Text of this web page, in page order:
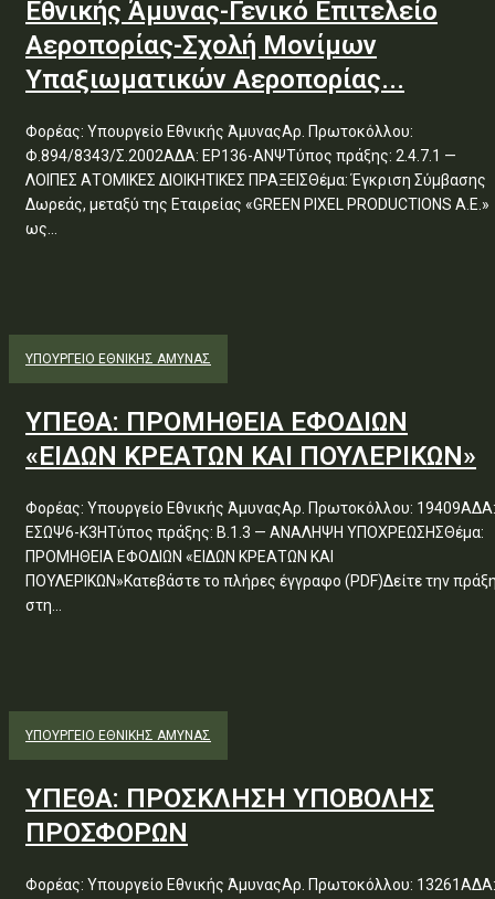
Εθνικής Άμυνας-Γενικό Επιτελείο
Αεροπορίας-Σχολή Μονίμων
Υπαξιωματικών Αεροπορίας...
Φορέας: Υπουργείο Εθνικής ΆμυναςΑρ. Πρωτοκόλλου:
Φ.894/8343/Σ.2002ΑΔΑ: ΕΡ136-ΑΝΨΤύπος πράξης: 2.4.7.1 —
ΛΟΙΠΕΣ ΑΤΟΜΙΚΕΣ ΔΙΟΙΚΗΤΙΚΕΣ ΠΡΑΞΕΙΣΘέμα: Έγκριση Σύμβασης
Δωρεάς, μεταξύ της Εταιρείας «GREEN PIXEL PRODUCTIONS Α.Ε.»
ως...
ΥΠΟΥΡΓΕΊΟ ΕΘΝΙΚΉΣ ΆΜΥΝΑΣ
ΥΠΕΘΑ: ΠΡΟΜΗΘΕΙΑ ΕΦΟΔΙΩΝ
«ΕΙΔΩΝ ΚΡΕΑΤΩΝ ΚΑΙ ΠΟΥΛΕΡΙΚΩΝ»
Φορέας: Υπουργείο Εθνικής ΆμυναςΑρ. Πρωτοκόλλου: 19409ΑΔΑ:
ΕΣΩΨ6-Κ3ΗΤύπος πράξης: Β.1.3 — ΑΝΑΛΗΨΗ ΥΠΟΧΡΕΩΣΗΣΘέμα:
ΠΡΟΜΗΘΕΙΑ ΕΦΟΔΙΩΝ «ΕΙΔΩΝ ΚΡΕΑΤΩΝ ΚΑΙ
ΠΟΥΛΕΡΙΚΩΝ»Κατεβάστε το πλήρες έγγραφο (PDF)Δείτε την
στη...
ΥΠΟΥΡΓΕΊΟ ΕΘΝΙΚΉΣ ΆΜΥΝΑΣ
ΥΠΕΘΑ: ΠΡΟΣΚΛΗΣΗ ΥΠΟΒΟΛΗΣ
ΠΡΟΣΦΟΡΩΝ
Φορέας: Υπουργείο Εθνικής ΆμυναςΑρ. Πρωτοκόλλου: 13261ΑΔΑ: